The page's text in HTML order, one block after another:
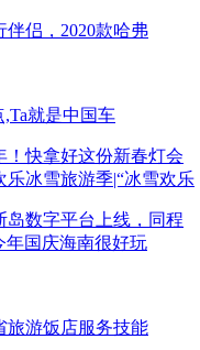
伴侣，2020款哈弗
,Ta就是中国车
！快拿好这份新春灯会
乐冰雪旅游季|“冰雪欢乐
岛数字平台上线，同程
年国庆海南很好玩
旅游饭店服务技能